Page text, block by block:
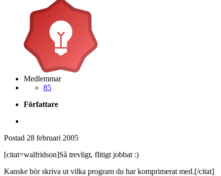
Medlemmar
85
Författare
Postad 28 februari 2005
[citat=walfridson]Så trevligt, flitigt jobbat :)
Kanske bör skriva ut vilka program du har komprimerat med.[/citat]